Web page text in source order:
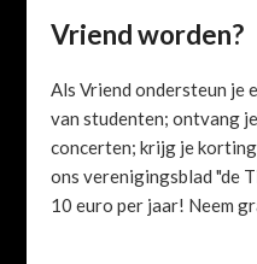
Vriend worden?
Als Vriend ondersteun je
van studenten; ontvang
concerten; krijg je
ons verenigingsblad "de
10 euro per jaar! Neem